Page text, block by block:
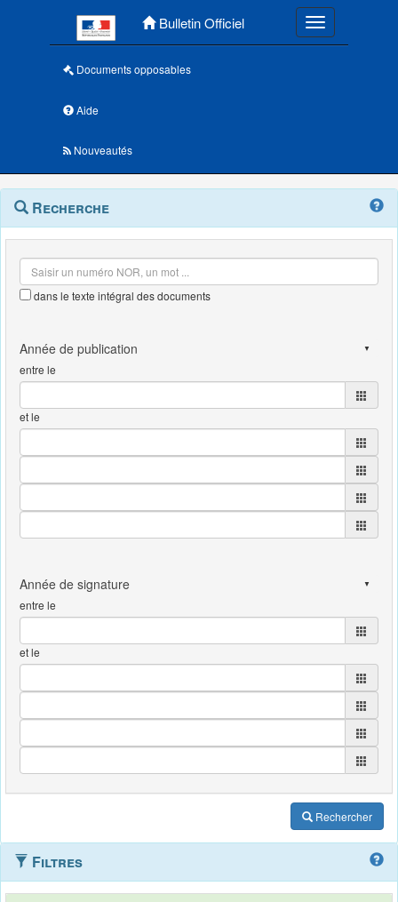
Bulletin Officiel Toggle
Documents opposables
Aide
Nouveautés
Navigation
outils
Menu
contextuel
Recherche
dans le texte intégral des documents
entre le
et le
entre le
et le
Rechercher
Filtres